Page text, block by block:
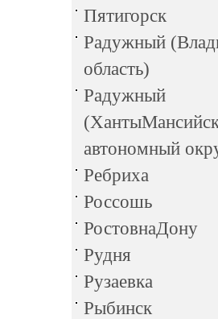
Пятигорск
Радужный
область)
Радужный
автономный
Ребриха
Россошь
РостовнаДону
Рудня
Рузаевка
Рыбинск